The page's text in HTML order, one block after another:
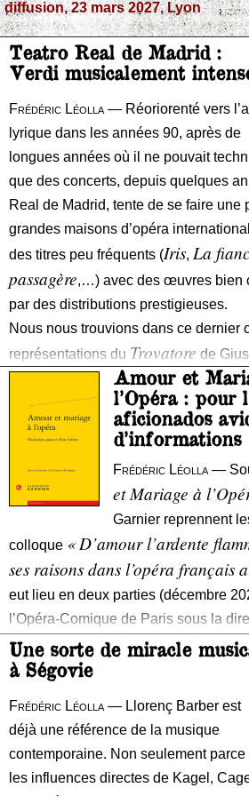
diffusion, 23 mars 2027, Lyon
Teatro Real de Madrid :
Verdi musicalement
Frédéric Léolla — Réoriorenté vers
lyrique dans les années 90, après de
longues années où il ne pouvait
que des concerts, depuis quelques
Real de Madrid, tente de se faire une
grandes maisons d’opéra
des titres peu fréquents (Iris, La
passagère,…) avec des œuvres bien
par des distributions prestigieuses.
Nous nous trouvions dans ce dernier
représentations du Trovatore de
Real avait réuni dans plusieurs
Netrebko, Saioa Hernández, Marina
Rachvelishvili, Clémentine Margaine,
Amour et
l’Opéra : pour
aficionados
d’informations
Frédéric Léolla —
et Mariage à
Garnier reprennent
colloque « D’amour l’ardente
ses raisons dans l’opéra français
eut lieu en deux parties (décembre
l’Opéra-Comique de Paris sous la direction de Christine
Une sorte de miracle
à Ségovie
Frédéric Léolla — Llorenç Barber est
déjà une référence de la musique
contemporaine. Non seulement parce
les influences directes de Kagel,